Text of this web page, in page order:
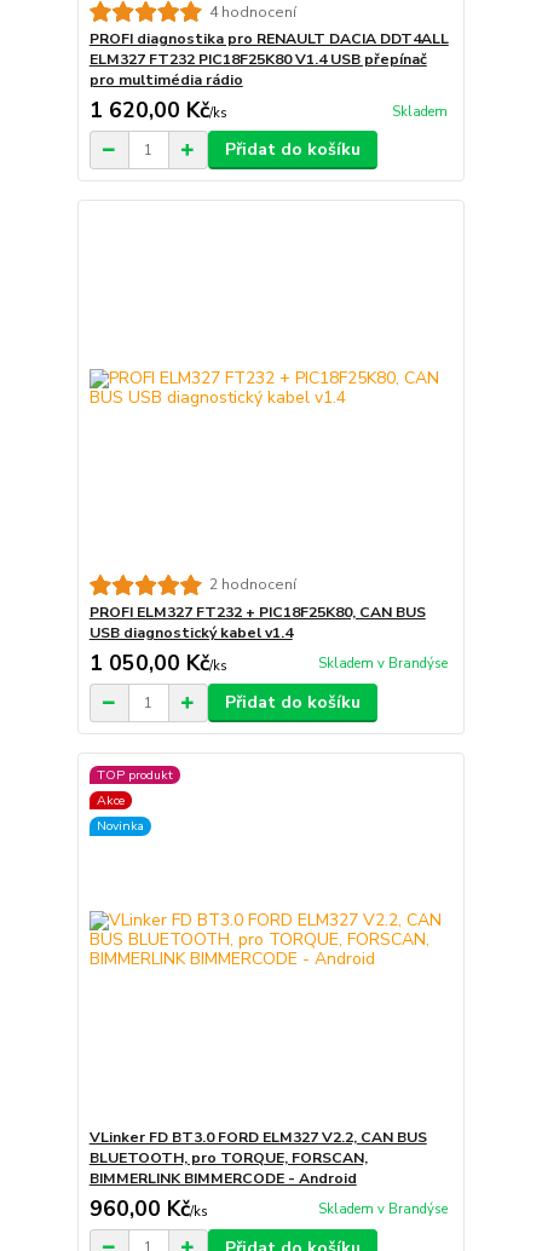
4 hodnocení
PROFI diagnostika pro RENAULT DACIA DDT4ALL
ELM327 FT232 PIC18F25K80 V1.4 USB přepínač
pro multimédia rádio
1 620,00 Kč/ks Skladem
Přidat do košíku
2 hodnocení
PROFI ELM327 FT232 + PIC18F25K80, CAN BUS
USB diagnostický kabel v1.4
1 050,00 Kč/ks Skladem v Brandýse
Přidat do košíku
TOP produkt
Akce
Novinka
VLinker FD BT3.0 FORD ELM327 V2.2, CAN BUS
BLUETOOTH, pro TORQUE, FORSCAN,
BIMMERLINK BIMMERCODE - Android
960,00 Kč/ks Skladem v Brandýse